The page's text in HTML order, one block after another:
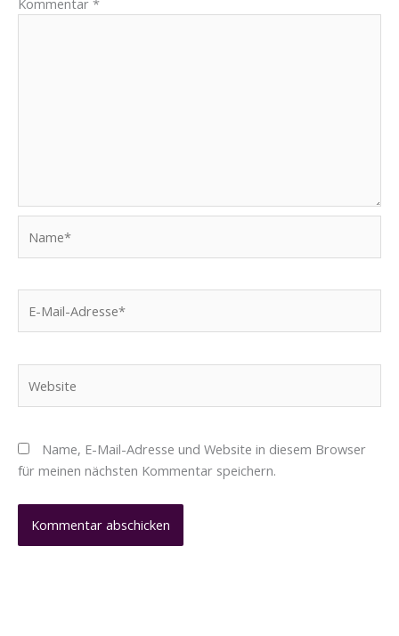
Kommentar *
Mail-
Name, E-Mail-Adresse und Website in diesem Browser
für meinen nächsten Kommentar speichern.